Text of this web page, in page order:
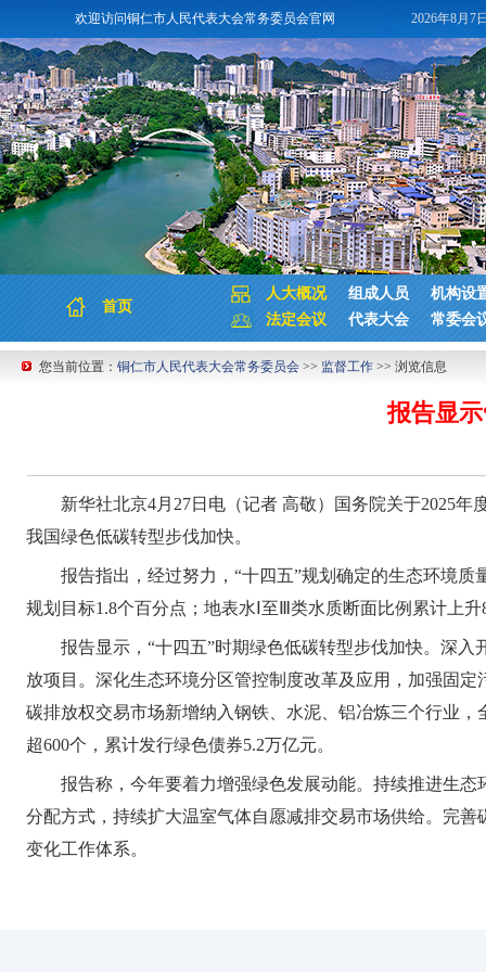
欢迎访问铜仁市人民代表大会常务委员会官网 2026年8月7
首页
人大概况 组成人员
机构设
法定会议
代表大会 常委会
您当前位置： 铜仁市人民代表大会常务委员会 >> 监督工作 >> 浏览信息
报告显
新华社北京4月27日电（记者 高敬）国务院关于2025
我国绿色低碳转型步伐加快。
报告指出，经过努力，“十四五”规划确定的生态环境
规划目标1.8个百分点；地表水Ⅰ至Ⅲ类水质断面比例累计上
报告显示，“十四五”时期绿色低碳转型步伐加快。深
放项目。深化生态环境分区管控制度改革及应用，加强固
碳排放权交易市场新增纳入钢铁、水泥、铝冶炼三个行业
超600个，累计发行绿色债券5.2万亿元。
报告称，今年要着力增强绿色发展动能。持续推进生
分配方式，持续扩大温室气体自愿减排交易市场供给。完
变化工作体系。